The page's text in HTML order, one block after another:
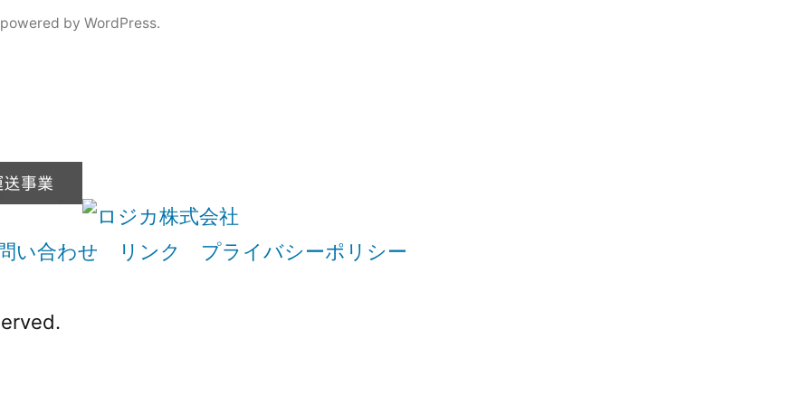
by WordPress.
い合わせ リンク プライバシーポリシー